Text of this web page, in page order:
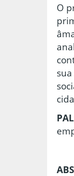
O